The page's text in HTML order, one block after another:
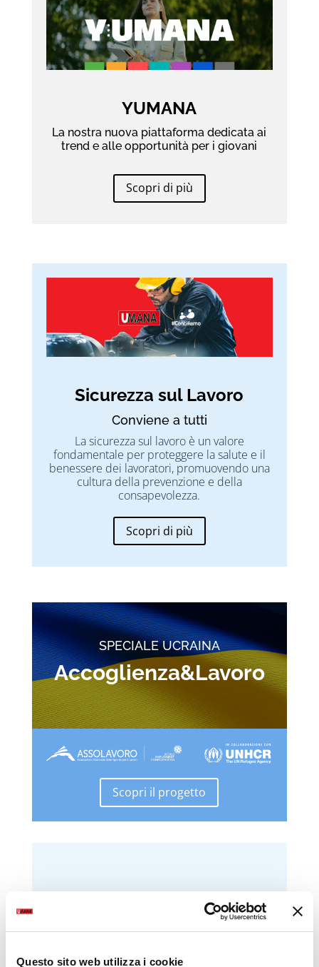
Questo sito web utilizza i cookie
YUMANA
La nostra nuova piattaforma dedicata ai
trend e alle opportunità per i giovani
Scopri di più
Sicurezza sul Lavoro
Conviene a tutti
La sicurezza sul lavoro è un valore
fondamentale per proteggere la salute e il
benessere dei lavoratori, promuovendo una
cultura della prevenzione e della
consapevolezza.
Scopri di più
SPECIALE UCRAINA
Accoglienza&Lavoro
Scopri il progetto